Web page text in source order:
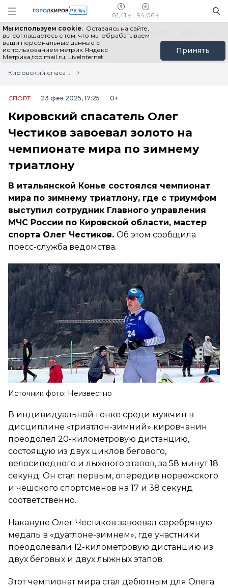
Навигация сайта
81,41 94,06
Мы используем cookie. Оставаясь на сайте,
вы соглашаетесь с тем, что мы обрабатываем
ваши персональные данные с
использованием метрик Яндекс
Метрика,top.mail.ru, LiveInternet.
Принять
Выборы - 2026 Все новости Мы в Telegram
Главная
Лента новостей
Кировский спасатель Олег Честиков завоевал золото на чемпионате мира по зимнему триатлону
СПОРТ 23 фев 2025, 17:25 0+
Кировский спасатель Олег
Честиков завоевал золото на
чемпионате мира по зимнему
триатлону
В итальянской Конье состоялся чемпионат
мира по зимнему триатлону, где с триумфом
выступил сотрудник Главного управления
МЧС России по Кировской области, мастер
спорта Олег Честиков. Об этом сообщила
пресс-служба ведомства.
Источник фото: Неизвестно
В индивидуальной гонке среди мужчин в
дисциплине «триатлон-зимний» кировчанин
преодолел 20-километровую дистанцию,
состоящую из двух циклов бегового,
велосипедного и лыжного этапов, за 58 минут 18
секунд. Он стал первым, опередив норвежского
и чешского спортсменов на 17 и 38 секунд
соответственно.
Накануне Олег Честиков завоевал серебряную
медаль в «дуатлоне-зимнем», где участники
преодолевали 12-километровую дистанцию из
двух беговых и двух лыжных этапов.
Этот чемпионат мира стал дебютным для Олега